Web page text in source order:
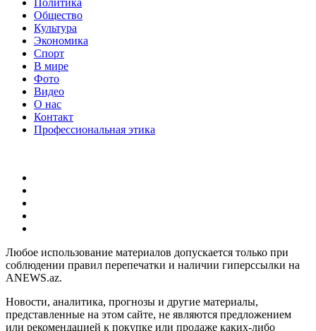
Общество
Культура
Экономика
Спорт
В мире
Фото
Видео
О нас
Контакт
Профессиональная этика
Любое использование материалов допускается только при
соблюдении правил перепечатки и наличии гиперссылки на
ANEWS.az.
Новости, аналитика, прогнозы и другие материалы,
представленные на этом сайте, не являются предложением
или рекомендацией к покупке или продаже каких-либо